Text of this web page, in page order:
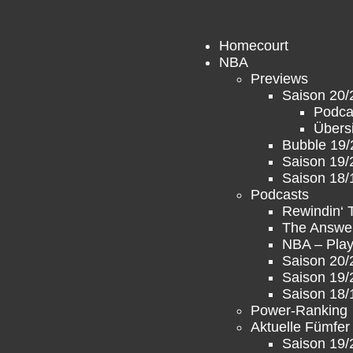
Homecourt
NBA
Previews
Saison 20/
Bubble 19/
Saison 19/
Saison 18/
Podcasts
Rewindin‘
The
NBA –
Saison 20/
Saison 19/
Saison 18/
Power-Ranking
Aktuelle Fümfer
Saison 19/